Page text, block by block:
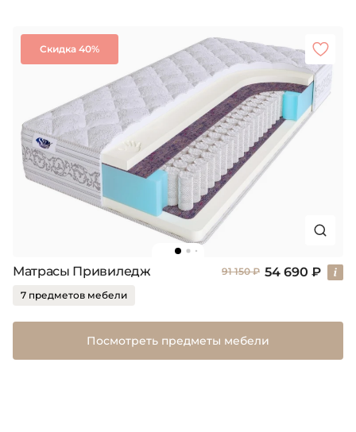
Скидка 40%
Матрасы Привиледж 91 150 ₽ 54 690 ₽
7 предметов мебели
Посмотреть предметы мебели